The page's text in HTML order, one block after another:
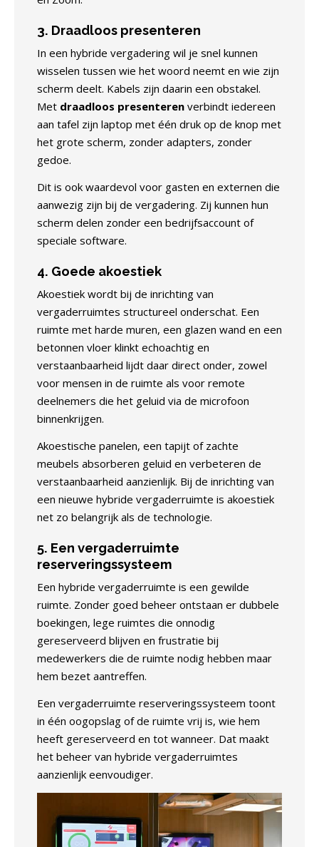
3. Draadloos presenteren
In een hybride vergadering wil je snel kunnen
wisselen tussen wie het woord neemt en wie zijn
scherm deelt. Kabels zijn daarin een obstakel.
Met draadloos presenteren verbindt iedereen
aan tafel zijn laptop met één druk op de knop met
het grote scherm, zonder adapters, zonder
gedoe.
Dit is ook waardevol voor gasten en externen die
aanwezig zijn bij de vergadering. Zij kunnen hun
scherm delen zonder een bedrijfsaccount of
speciale software.
4. Goede akoestiek
Akoestiek wordt bij de inrichting van
vergaderruimtes structureel onderschat. Een
ruimte met harde muren, een glazen wand en een
betonnen vloer klinkt echoachtig en
verstaanbaarheid lijdt daar direct onder, zowel
voor mensen in de ruimte als voor remote
deelnemers die het geluid via de microfoon
binnenkrijgen.
Akoestische panelen, een tapijt of zachte
meubels absorberen geluid en verbeteren de
verstaanbaarheid aanzienlijk. Bij de inrichting van
een nieuwe hybride vergaderruimte is akoestiek
net zo belangrijk als de technologie.
5. Een vergaderruimte
reserveringssysteem
Een hybride vergaderruimte is een gewilde
ruimte. Zonder goed beheer ontstaan er dubbele
boekingen, lege ruimtes die onnodig
gereserveerd blijven en frustratie bij
medewerkers die de ruimte nodig hebben maar
hem bezet aantreffen.
Een vergaderruimte reserveringssysteem toont
in één oogopslag of de ruimte vrij is, wie hem
heeft gereserveerd en tot wanneer. Dat maakt
het beheer van hybride vergaderruimtes
aanzienlijk eenvoudiger.